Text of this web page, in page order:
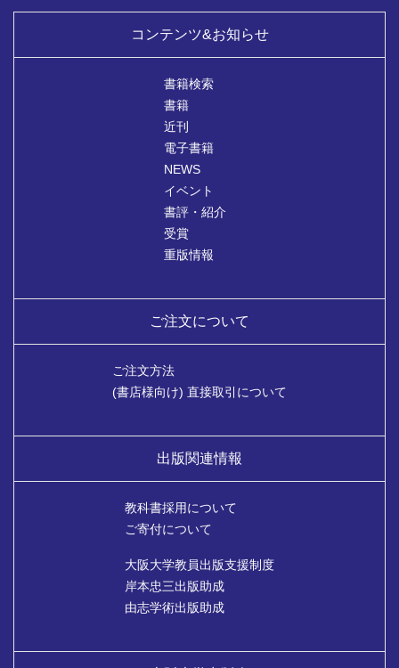
コンテンツ&お知らせ
書籍検索
書籍
近刊
電子書籍
NEWS
イベント
書評・紹介
受賞
重版情報
ご注文について
ご注文方法
(書店様向け) 直接取引について
出版関連情報
教科書採用について
ご寄付について
大阪大学教員出版支援制度
岸本忠三出版助成
由志学術出版助成